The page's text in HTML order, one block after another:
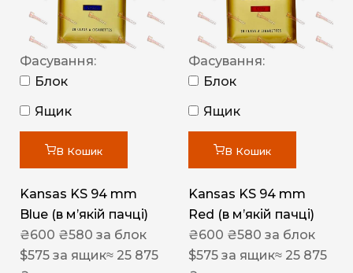
Фасування:
Блок
Ящик
В Кошик
Kansas KS 94 mm
Blue (в мʼякій пачці)
₴600 ₴580 за блок
$575 за ящик≈ 25 875
Фасування:
Блок
Ящик
В Кошик
Kansas KS 94 mm
Red (в мʼякій пачці)
₴600 ₴580 за блок
$575 за ящик≈ 25 875